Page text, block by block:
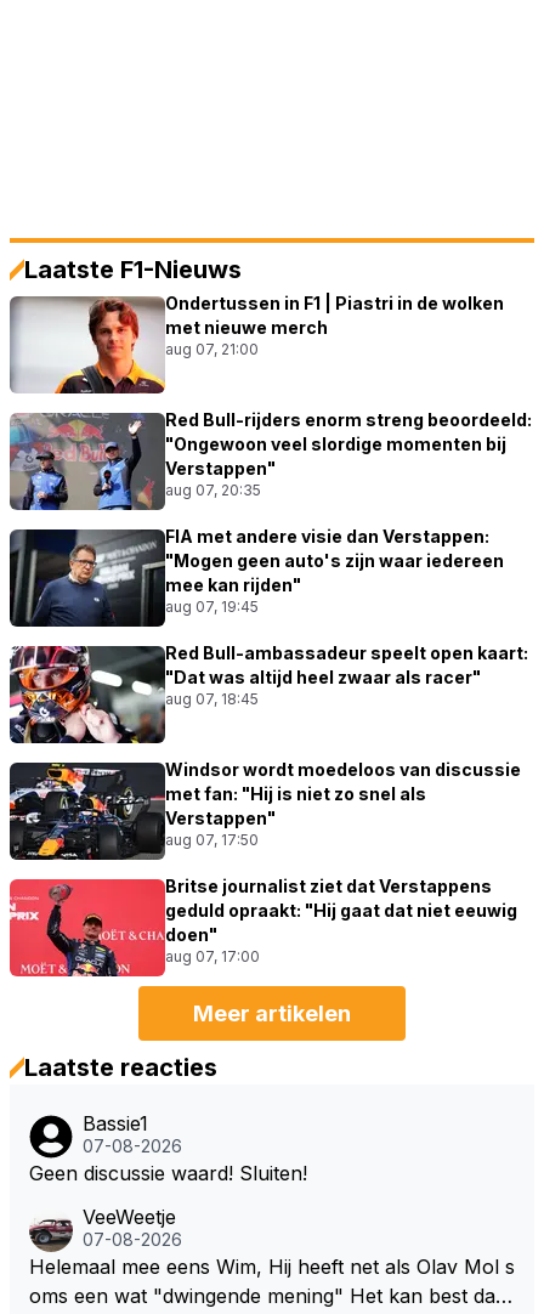
Laatste F1-Nieuws
Ondertussen in F1 | Piastri in de wolken
met nieuwe merch
aug 07, 21:00
Red Bull-rijders enorm streng beoordeeld:
"Ongewoon veel slordige momenten bij
Verstappen"
aug 07, 20:35
FIA met andere visie dan Verstappen:
"Mogen geen auto's zijn waar iedereen
mee kan rijden"
aug 07, 19:45
Red Bull-ambassadeur speelt open kaart:
"Dat was altijd heel zwaar als racer"
aug 07, 18:45
Windsor wordt moedeloos van discussie
met fan: "Hij is niet zo snel als
Verstappen"
aug 07, 17:50
Britse journalist ziet dat Verstappens
geduld opraakt: "Hij gaat dat niet eeuwig
doen"
aug 07, 17:00
Meer artikelen
Laatste reacties
Bassie1
07-08-2026
Geen discussie waard! Sluiten!
VeeWeetje
07-08-2026
Helemaal mee eens Wim, Hij heeft net als Olav Mol s
oms een wat "dwingende mening" Het kan best dat